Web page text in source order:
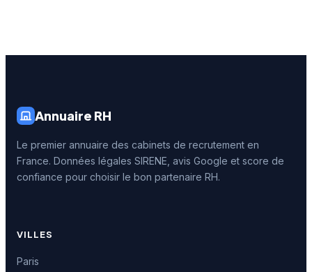
Annuaire RH
Le premier annuaire des cabinets de recrutement en
France. Données légales SIRENE, avis Google et score de
confiance pour choisir le bon partenaire RH.
VILLES
Paris